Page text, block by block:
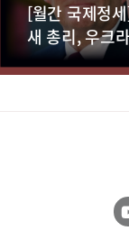
[월간 국제정
새 총리, 우크